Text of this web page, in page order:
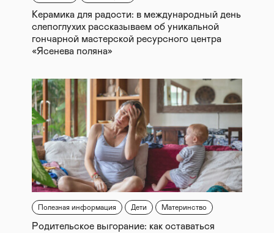
Керамика для радости: в международный день
слепоглухих рассказываем об уникальной
гончарной мастерской ресурсного центра
«Ясенева поляна»
Полезная информация Дети Материнство
Родительское выгорание: как оставаться